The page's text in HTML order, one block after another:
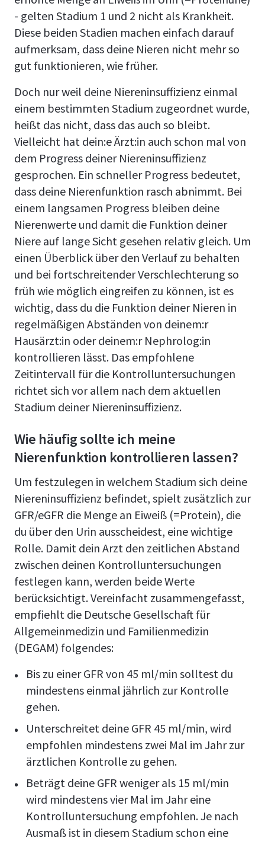
- gelten Stadium 1 und 2 nicht als Krankheit.
Diese beiden Stadien machen einfach darauf
aufmerksam, dass deine Nieren nicht mehr so
gut funktionieren, wie früher.
Doch nur weil deine Niereninsuffizienz einmal
einem bestimmten Stadium zugeordnet wurde,
heißt das nicht, dass das auch so bleibt.
Vielleicht hat dein:e Ärzt:in auch schon mal von
dem Progress deiner Niereninsuffizienz
gesprochen. Ein schneller Progress bedeutet,
dass deine Nierenfunktion rasch abnimmt. Bei
einem langsamen Progress bleiben deine
Nierenwerte und damit die Funktion deiner
Niere auf lange Sicht gesehen relativ gleich. Um
einen Überblick über den Verlauf zu behalten
und bei fortschreitender Verschlechterung so
früh wie möglich eingreifen zu können, ist es
wichtig, dass du die Funktion deiner Nieren in
regelmäßigen Abständen von deinem:r
Hausärzt:in oder deinem:r Nephrolog:in
kontrollieren lässt. Das empfohlene
Zeitintervall für die Kontrolluntersuchungen
richtet sich vor allem nach dem aktuellen
Stadium deiner Niereninsuffizienz.
Wie häufig sollte ich meine
Nierenfunktion kontrollieren lassen?
Um festzulegen in welchem Stadium sich deine
Niereninsuffizienz befindet, spielt zusätzlich zur
GFR/eGFR die Menge an Eiweiß (=Protein), die
du über den Urin ausscheidest, eine wichtige
Rolle. Damit dein Arzt den zeitlichen Abstand
zwischen deinen Kontrolluntersuchungen
festlegen kann, werden beide Werte
berücksichtigt. Vereinfacht zusammengefasst,
empfiehlt die Deutsche Gesellschaft für
Allgemeinmedizin und Familienmedizin
(DEGAM) folgendes:
Bis zu einer GFR von 45 ml/min solltest du
mindestens einmal jährlich zur Kontrolle
gehen.
Unterschreitet deine GFR 45 ml/min, wird
empfohlen mindestens zwei Mal im Jahr zur
ärztlichen Kontrolle zu gehen.
Beträgt deine GFR weniger als 15 ml/min
wird mindestens vier Mal im Jahr eine
Kontrolluntersuchung empfohlen. Je nach
Ausmaß ist in diesem Stadium schon eine